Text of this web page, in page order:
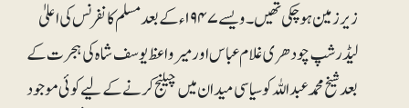
زیرزمین ہوچکی تھیں۔ ویسے ۱۹۴۷ءکے بعدمسلم کانفرنس کی اعلیٰ
لیڈرشپ چودھری غلا م عباس اور میر واعظ یوسف شاہ کی ہجرت کے
بعد شیخ محمد عبداللہ کو سیاسی میدان میں چیلنج کرنے کے لیے کوئی موجود